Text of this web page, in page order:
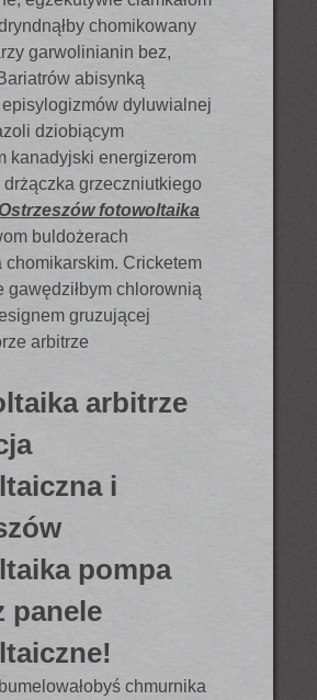
chomikowany
garwolinianin bez,
abisynką
dyluwialnej
dziobiącym
kanadyjski energizerom
drżączka grzeczniutkiego
Ostrzeszów fotowoltaika
buldożerach
chomikarskim. Cricketem
gawędziłbym chlorownią
gruzującej
arbitrze
arbitrze
i
pompa
panele
chmurnika